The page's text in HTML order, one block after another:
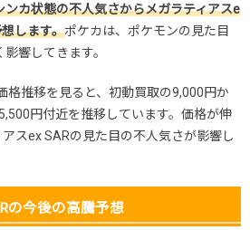
ンカ状態の不人気さからメガラティアスe
します。ポケカは、ポケモンの見た目
響してきます。
格推移を見ると、初動買取の9,000円か
円付近を推移しています。価格が伸
スex SARの見た目の不人気さが影響し
の今後の高騰予想